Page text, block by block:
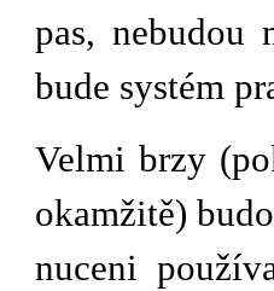
pas, nebudou
bude systém
Velmi brzy
okamžitě)
nuceni